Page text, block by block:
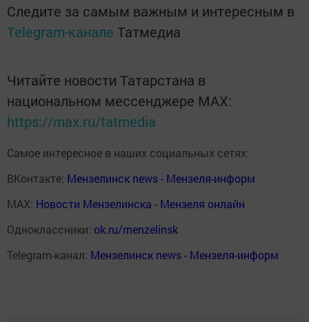
Следите за самым важным и интересным в
Telegram-канале Татмедиа
Читайте новости Татарстана в
национальном мессенджере MАХ:
https://max.ru/tatmedia
Самое интересное в наших социальных сетях:
ВКонтакте: Мензелинск news - Мензеля-информ
MAX: Новости Мензелинска - Мензеля онлайн
Одноклассники: ok.ru/menzelinsk
Telegram-канал: Мензелинск news - Мензеля-информ